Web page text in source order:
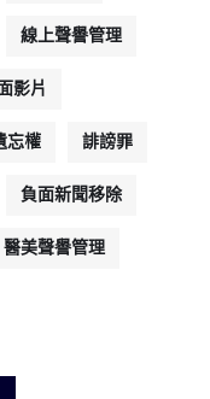
線上聲譽管理
影片
忘權 誹謗罪
負面新聞移除
醫美聲譽管理